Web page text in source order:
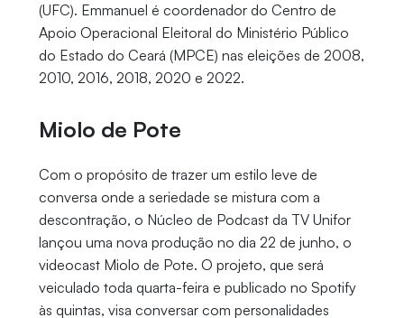
(UFC). Emmanuel é coordenador do Centro de
Apoio Operacional Eleitoral do Ministério Público
do Estado do Ceará (MPCE) nas eleições de 2008,
2010, 2016, 2018, 2020 e 2022.
Miolo de Pote
Com o propósito de trazer um estilo leve de
conversa onde a seriedade se mistura com a
descontração, o Núcleo de Podcast da TV Unifor
lançou uma nova produção no dia 22 de junho, o
videocast Miolo de Pote. O projeto, que será
veiculado toda quarta-feira e publicado no Spotify
às quintas, visa conversar com personalidades